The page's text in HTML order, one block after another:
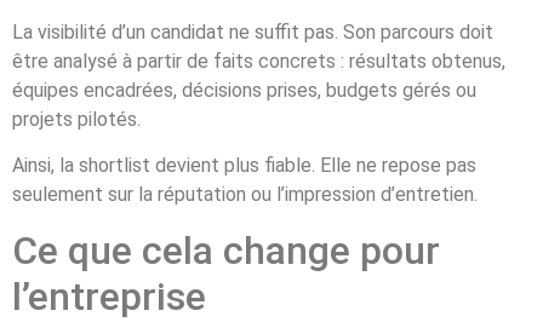
La visibilité d’un candidat ne suffit pas. Son parcours doit
être analysé à partir de faits concrets : résultats obtenus,
équipes encadrées, décisions prises, budgets gérés ou
projets pilotés.
Ainsi, la shortlist devient plus fiable. Elle ne repose pas
seulement sur la réputation ou l’impression d’entretien.
Ce que cela change pour
l’entreprise